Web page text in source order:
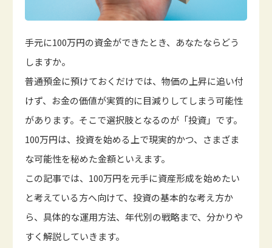
手元に100万円の資金ができたとき、あなたならどう
しますか。
普通預金に預けておくだけでは、物価の上昇に追い付
けず、お金の価値が実質的に目減りしてしまう可能性
があります。そこで選択肢となるのが「投資」です。
100万円は、投資を始める上で現実的かつ、さまざま
な可能性を秘めた金額といえます。
この記事では、100万円を元手に資産形成を始めたい
と考えている方へ向けて、投資の基本的な考え方か
ら、具体的な運用方法、年代別の戦略まで、分かりや
すく解説していきます。